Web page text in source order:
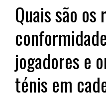
Quais são
jogadores e
ténis em